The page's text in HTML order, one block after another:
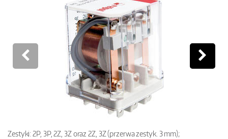
Zestyki: 2P, 3P, 2Z, 3Z oraz 2Z, 3Z (przerwa zestyk. 3 mm);